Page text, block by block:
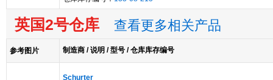
英国2号仓库 查看更多相关产品
参考图片 制造商 / 说明 / 型号 / 仓库库存编号
Schurter